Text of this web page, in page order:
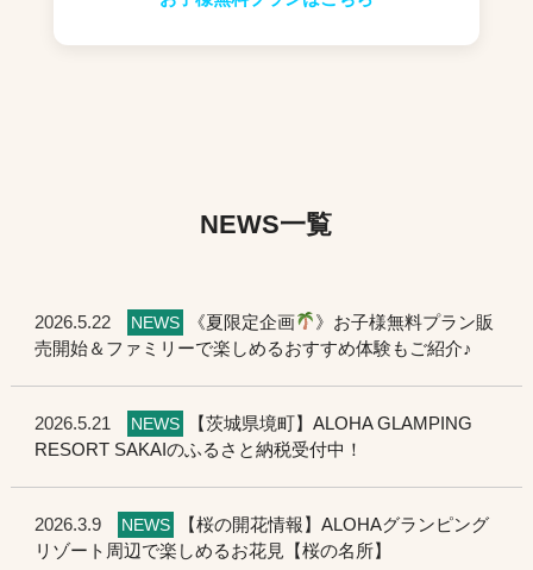
NEWS一覧
2026.5.22 NEWS 《夏限定企画
》お子様無料プラン販
売開始＆ファミリーで楽しめるおすすめ体験もご紹介♪
2026.5.21 NEWS
【茨城県境町】ALOHA GLAMPING
RESORT SAKAIのふるさと納税受付中！
2026.3.9 NEWS
【桜の開花情報】ALOHAグランピング
リゾート周辺で楽しめるお花見【桜の名所】